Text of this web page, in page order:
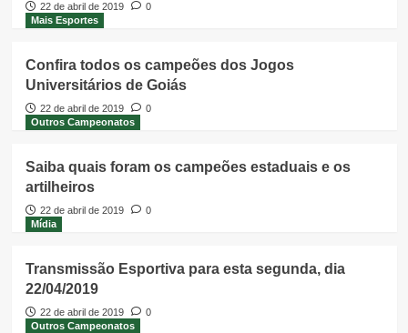
22 de abril de 2019
0
Mais Esportes
Confira todos os campeões dos Jogos
Universitários de Goiás
22 de abril de 2019
0
Outros Campeonatos
Saiba quais foram os campeões estaduais e os
artilheiros
22 de abril de 2019
0
Mídia
Transmissão Esportiva para esta segunda, dia
22/04/2019
22 de abril de 2019
0
Outros Campeonatos